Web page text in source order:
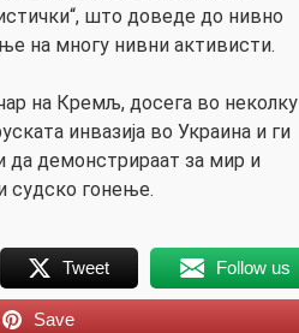
што доведе до нивно
на многу нивни активисти.
на Кремљ, досега во неколку
инвазија во Украина и ги
да демонстрираат за мир и
судско гонење.
Tweet Follow us
Save